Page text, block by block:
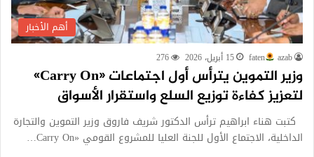
أهم الأخبار
faten azab 15 أبريل، 2026 276
وزير التموين يترأس أول اجتماعات «Carry On»
لتعزيز كفاءة توزيع السلع واستقرار الأسواق
كتبت هناء ابراهيم ترأس الدكتور شريف فاروق وزير التموين والتجارة
الداخلية، الاجتماع الأول للجنة العليا للمشروع القومي «Carry On…